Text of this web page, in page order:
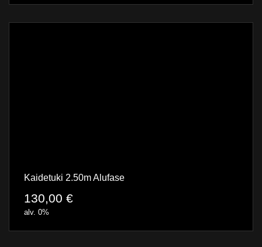
Kaidetuki 2.50m Alufase
130,00 €
alv. 0%